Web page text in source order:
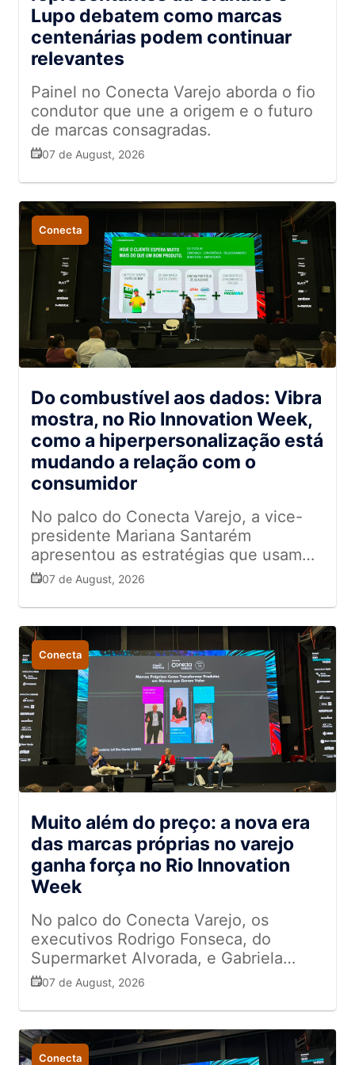
Lupo debatem como marcas
centenárias podem continuar
relevantes
Painel no Conecta Varejo aborda o fio
condutor que une a origem e o futuro
de marcas consagradas.
07 de August, 2026
Conecta
Do combustível aos dados: Vibra
mostra, no Rio Innovation Week,
como a hiperpersonalização está
mudando a relação com o
consumidor
No palco do Conecta Varejo, a vice-
presidente Mariana Santarém
apresentou as estratégias que usam
dados e IA para transformar
07 de August, 2026
Conecta
Muito além do preço: a nova era
das marcas próprias no varejo
ganha força no Rio Innovation
Week
No palco do Conecta Varejo, os
executivos Rodrigo Fonseca, do
Supermarket Alvorada, e Gabriela
Maravilhas, do Zona Sul, contaram
jornada de compras dos consumidores
com produtos de marcas próprias
07 de August, 2026
Conecta